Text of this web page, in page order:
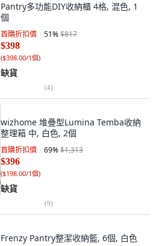
Pantry多功能DIY收納櫃 4格, 混色, 1
個
首購折扣價 51%$817
$398
($398.00/1個)
缺貨
(4)
wizhome 堆疊型Lumina Temba收納
整理箱 中, 白色, 2個
首購折扣價 69%$1,313
$396
($198.00/1個)
缺貨
(9)
Frenzy Pantry整潔收納籃, 6個, 白色